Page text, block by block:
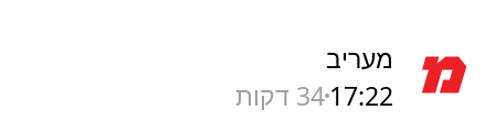
מעריב
17:2234 דקות